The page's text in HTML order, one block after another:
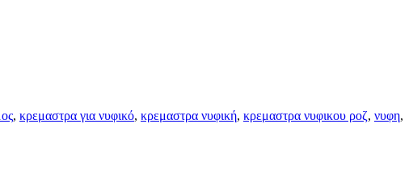
, κρεμαστρα για νυφικό, κρεμαστρα νυφική, κρεμαστρα νυφικου ροζ, νυφη,